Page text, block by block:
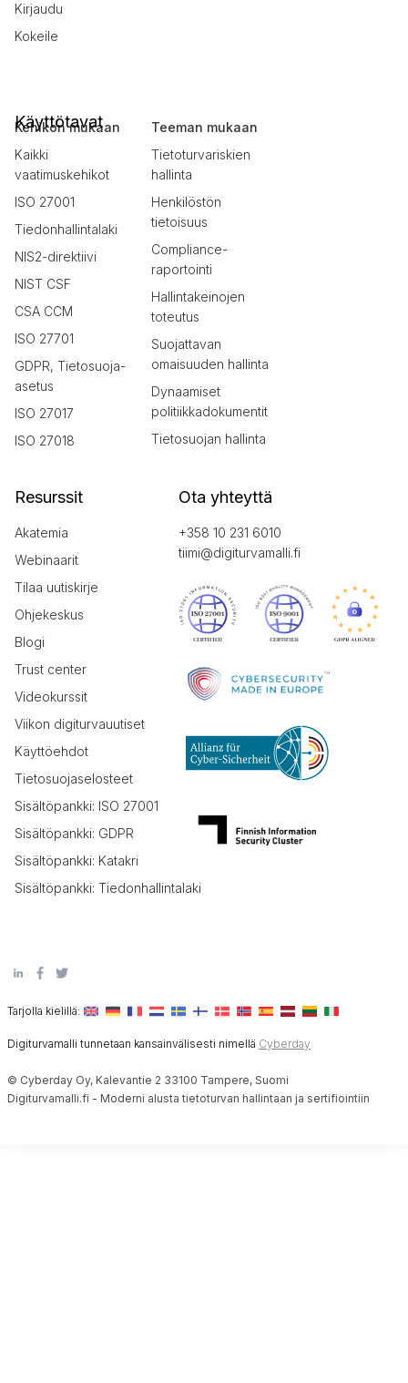
Kirjaudu
Kokeile
Käyttötavat
Kehikon mukaan
Kaikki
vaatimuskehikot
ISO 27001
Tiedonhallintalaki
NIS2-direktiivi
NIST CSF
CSA CCM
ISO 27701
GDPR, Tietosuoja-
asetus
ISO 27017
ISO 27018
Teeman mukaan
Tietoturvariskien
hallinta
Henkilöstön
tietoisuus
Compliance-
raportointi
Hallintakeinojen
toteutus
Suojattavan
omaisuuden hallinta
Dynaamiset
politiikkadokumentit
Tietosuojan hallinta
Resurssit
Akatemia
Webinaarit
Tilaa uutiskirje
Ohjekeskus
Blogi
Trust center
Videokurssit
Viikon digiturvauutiset
Käyttöehdot
Tietosuojaselosteet
Sisältöpankki: ISO 27001
Sisältöpankki: GDPR
Sisältöpankki: Katakri
Sisältöpankki: Tiedonhallintalaki
Ota yhteyttä
+358 10 231 6010
tiimi@digiturvamalli.fi
Tarjolla kielillä:
Digiturvamalli tunnetaan kansainvälisesti nimellä Cyberday
© Cyberday Oy, Kalevantie 2 33100 Tampere, Suomi
Digiturvamalli.fi - Moderni alusta tietoturvan hallintaan ja sertifiointiin